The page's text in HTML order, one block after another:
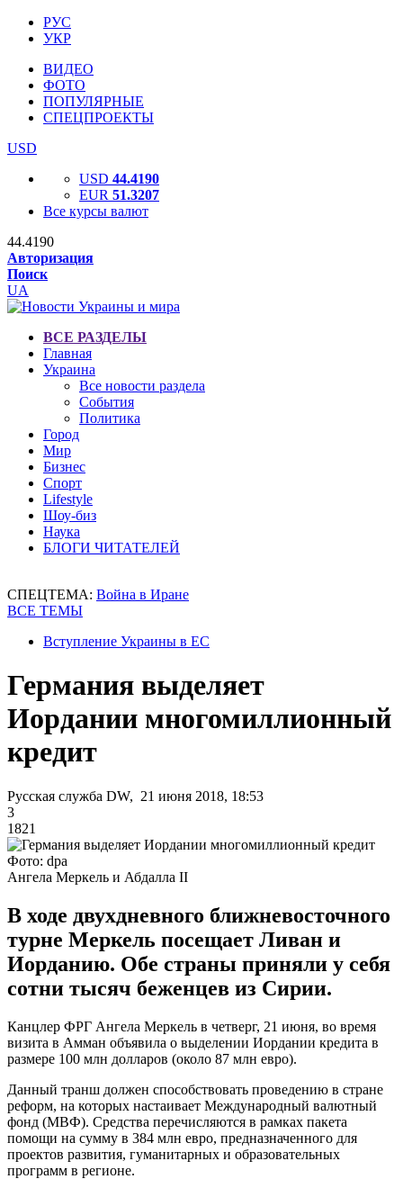
РУС
УКР
ВИДЕО
ФОТО
ПОПУЛЯРНЫЕ
СПЕЦПРОЕКТЫ
USD
USD 44.4190
EUR 51.3207
Все курсы валют
44.4190
Авторизация
Поиск
UA
ВСЕ РАЗДЕЛЫ
Главная
Украина
Все новости раздела
События
Политика
Город
Мир
Бизнес
Спорт
Lifestyle
Шоу-биз
Наука
БЛОГИ ЧИТАТЕЛЕЙ
СПЕЦТЕМА: Война в Иране
ВСЕ ТЕМЫ
Вступление Украины в ЕС
Германия выделяет
Иордании многомиллионный
кредит
Русская служба DW, 21 июня 2018, 18:53
3
1821
Фото: dpa
Ангела Меркель и Абдалла II
В ходе двухдневного ближневосточного
турне Меркель посещает Ливан и
Иорданию. Обе страны приняли у себя
сотни тысяч беженцев из Сирии.
Канцлер ФРГ Ангела Меркель в четверг, 21 июня, во время
визита в Амман объявила о выделении Иордании кредита в
размере 100 млн долларов (около 87 млн евро).
Данный транш должен способствовать проведению в стране
реформ, на которых настаивает Международный валютный
фонд (МВФ). Средства перечисляются в рамках пакета
помощи на сумму в 384 млн евро, предназначенного для
проектов развития, гуманитарных и образовательных
программ в регионе.